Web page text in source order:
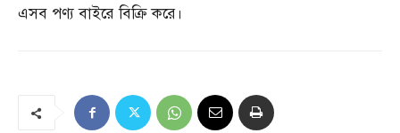
এসব পণ্য বাইরে বিক্রি করে।